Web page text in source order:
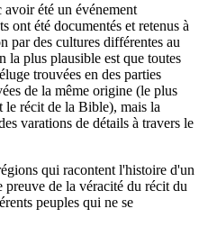
été un événement
ont été documentés et retenus à
par des cultures différentes au
la plus plausible est que toutes
trouvées en des parties
de la même origine (le plus
le récit de la Bible), mais la
varations de détails à travers le
qui racontent l'histoire d'un
de la véracité du récit du
peuples qui ne se